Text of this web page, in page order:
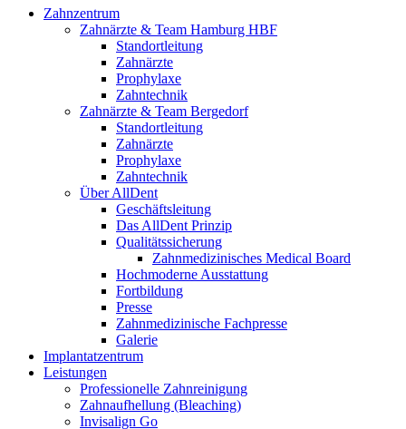
Zahnzentrum
Zahnärzte & Team Hamburg HBF
Standortleitung
Zahnärzte
Prophylaxe
Zahntechnik
Zahnärzte & Team Bergedorf
Standortleitung
Zahnärzte
Prophylaxe
Zahntechnik
Über AllDent
Geschäftsleitung
Das AllDent Prinzip
Qualitätssicherung
Zahnmedizinisches Medical Board
Hochmoderne Ausstattung
Fortbildung
Presse
Zahnmedizinische Fachpresse
Galerie
Implantatzentrum
Leistungen
Professionelle Zahnreinigung
Zahnaufhellung (Bleaching)
Invisalign Go